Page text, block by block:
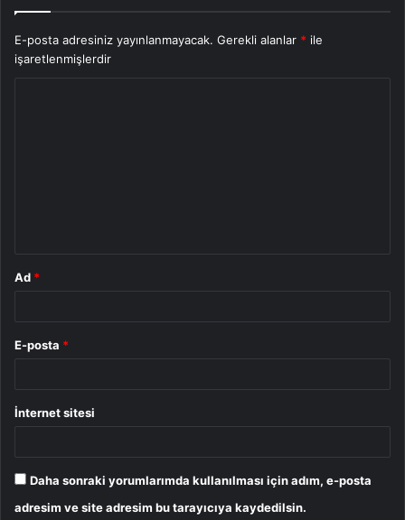
E-posta adresiniz yayınlanmayacak. Gerekli alanlar * ile
işaretlenmişlerdir
Ad *
E-posta *
İnternet sitesi
Daha sonraki yorumlarımda kullanılması için adım, e-posta
adresim ve site adresim bu tarayıcıya kaydedilsin.